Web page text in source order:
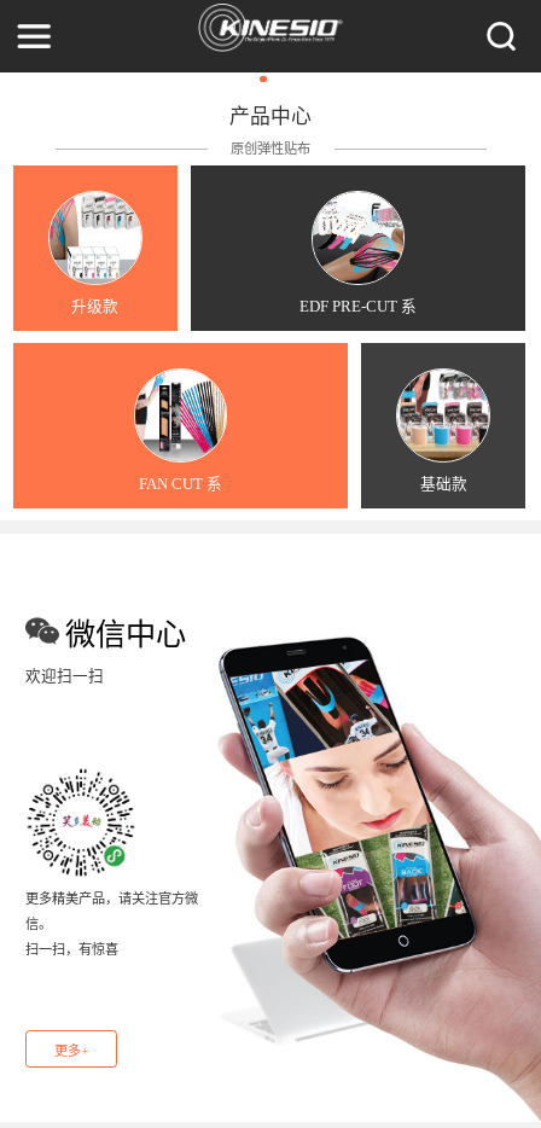
产品中心
原创弹性贴布
升级款 EDF PRE-CUT 系
FAN CUT 系 基础款
微信中心
欢迎扫一扫
更多精美产品，请关注官方微
信。
扫一扫，有惊喜
更多+